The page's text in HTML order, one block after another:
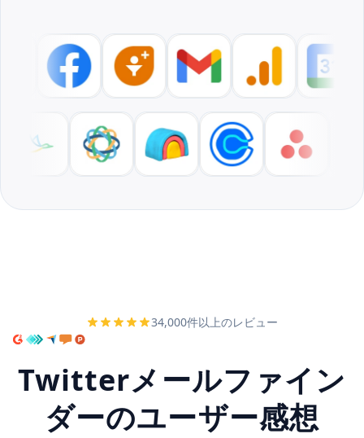
34,000件以上のレビュー
Twitterメールファイン
ダーのユーザー感想